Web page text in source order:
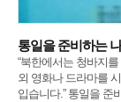
통일을 준비하는
“북한에서는 청바지
외 영화나 드라마를
입습니다.” 통일을 준